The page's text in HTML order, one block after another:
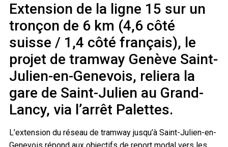
Extension de la ligne 15 sur un
tronçon de 6 km (4,6 côté
suisse / 1,4 côté français), le
projet de tramway Genève Saint-
Julien-en-Genevois, reliera la
gare de Saint-Julien au Grand-
Lancy, via l’arrêt Palettes.
L’extension du réseau de tramway jusqu’à Saint-Julien-en-